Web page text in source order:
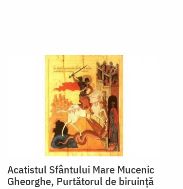
Acatistul Sfântului Mare Mucenic
Gheorghe, Purtătorul de biruință